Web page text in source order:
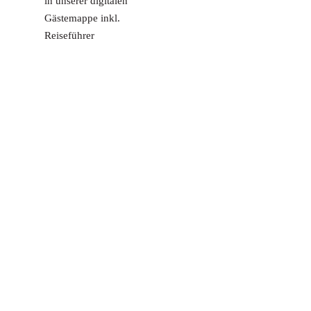
Gästemappe inkl.
Reiseführer